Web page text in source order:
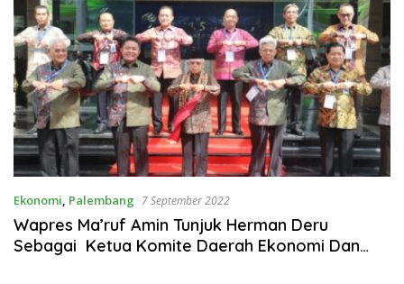
Ekonomi, Palembang 7 September 2022
Wapres Ma’ruf Amin Tunjuk Herman Deru
Sebagai Ketua Komite Daerah Ekonomi Dan